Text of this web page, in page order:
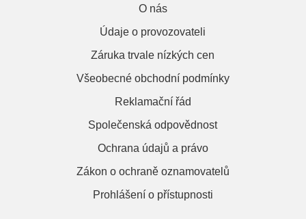
O nás
Údaje o provozovateli
Záruka trvale nízkých cen
Všeobecné obchodní podmínky
Reklamační řád
Společenská odpovědnost
Ochrana údajů a právo
Zákon o ochraně oznamovatelů
Prohlášení o přístupnosti